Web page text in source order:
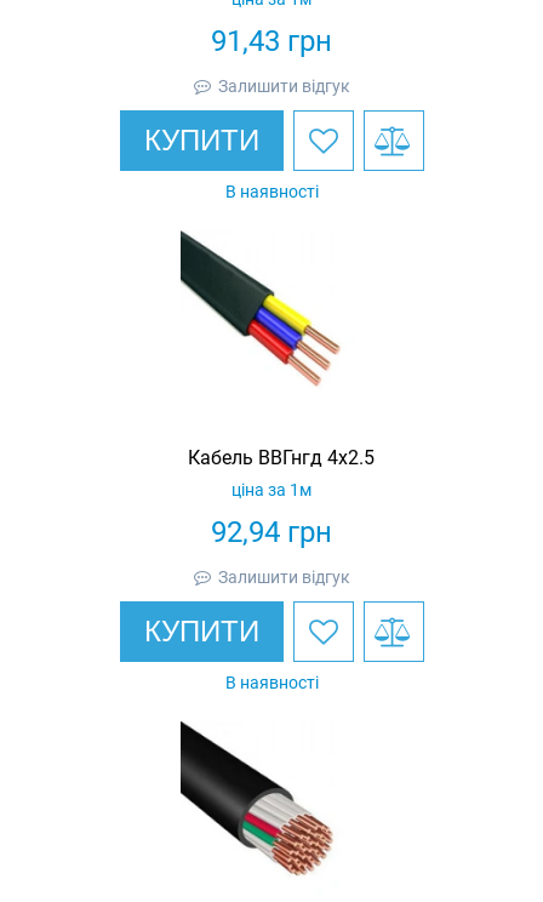
91,43 грн
Залишити відгук
КУПИТИ
В наявності
Кабель ВВГнгд 4х2.5
92,94 грн
ціна за 1м
Залишити відгук
КУПИТИ
В наявності